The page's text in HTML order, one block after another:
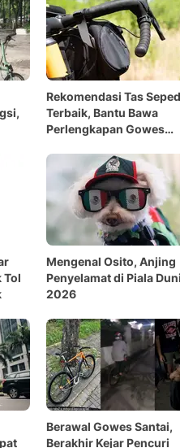
Rekomendasi Tas
Terbaik, Bantu Bawa
Perlengkapan Gowes
Tol
Mengenal Osito, Anjing
Penyelamat di Piala
2026
Berawal Gowes Santai,
Berakhir Kejar Pencuri